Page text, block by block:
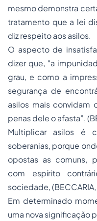
mesmo demonstra
tratamento que a lei
diz respeito aos asilos.
O aspecto de
dizer que, "a
grau, e como a
segurança de
asilos mais
penas dele o afasta”,
Multiplicar asilos é
soberanias, porque
opostas as comuns,
com espírito
sociedade, (BECCARIA,
Em determinado
uma nova significação